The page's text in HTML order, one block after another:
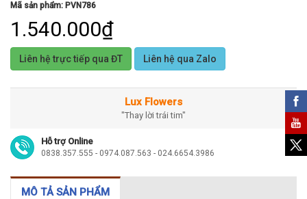
Mã sản phẩm: PVN786
1.540.000₫
Liên hệ trực tiếp qua ĐT Liên hệ qua Zalo
Lux Flowers
"Thay lời trái tim"
Hỗ trợ Online
0838.357.555 - 0974.087.563 - 024.6654.3986
MÔ TẢ SẢN PHẨM